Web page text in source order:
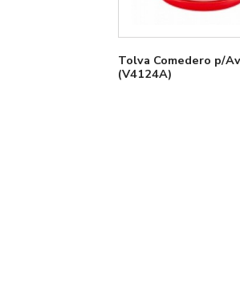
Tolva Comedero p/
(V4124A)